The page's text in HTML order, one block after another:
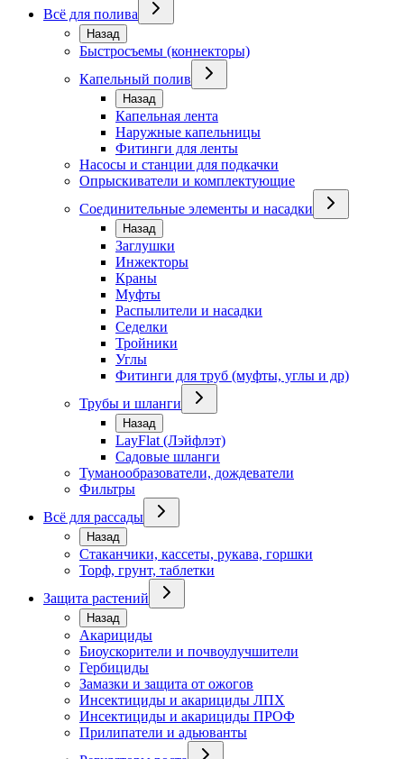
Всё для полива
Назад
Быстросъемы (коннекторы)
Капельный полив
Назад
Капельная лента
Наружные капельницы
Фитинги для ленты
Насосы и станции для подкачки
Опрыскиватели и комплектующие
Соединительные элементы и насадки
Назад
Заглушки
Инжекторы
Краны
Муфты
Распылители и насадки
Седелки
Тройники
Углы
Фитинги для труб (муфты, углы и др)
Трубы и шланги
Назад
LayFlat (Лэйфлэт)
Садовые шланги
Туманообразователи, дождеватели
Фильтры
Всё для рассады
Назад
Стаканчики, кассеты, рукава, горшки
Торф, грунт, таблетки
Защита растений
Назад
Акарициды
Биоускорители и почвоулучшители
Гербициды
Замазки и защита от ожогов
Инсектициды и акарициды ЛПХ
Инсектициды и акарициды ПРОФ
Прилипатели и адьюванты